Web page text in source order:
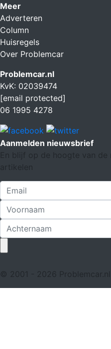
Meer
Adverteren
Column
Huisregels
Over Problemcar
Problemcar.nl
KvK: 02039474
[email protected]
06 1995 4278
Aanmelden nieuwsbrief
En blijf op de hoogte van de
artikelen
© 2001 - 2026 Problemcar.nl